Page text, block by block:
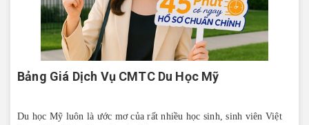
Bảng Giá Dịch Vụ CMTC Du Học Mỹ
Du học Mỹ luôn là ước mơ của rất nhiều học sinh, sinh viên Việt